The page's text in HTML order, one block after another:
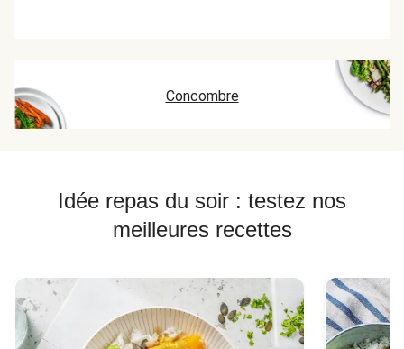
Concombre
Idée repas du soir : testez nos
meilleures recettes